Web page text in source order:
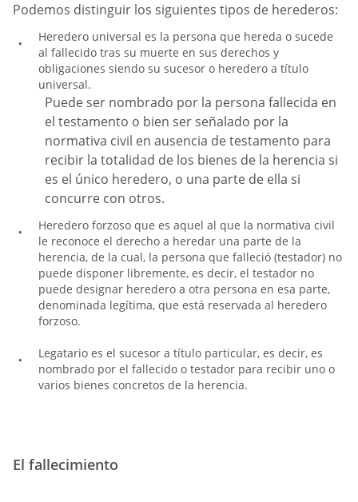
Podemos distinguir los siguientes tipos de herederos:
Heredero universal es la persona que hereda o sucede
al fallecido tras su muerte en sus derechos y
obligaciones siendo su sucesor o heredero a título
universal.
Puede ser nombrado por la persona fallecida en
el testamento o bien ser señalado por la
normativa civil en ausencia de testamento para
recibir la totalidad de los bienes de la herencia si
es el único heredero, o una parte de ella si
concurre con otros.
Heredero forzoso que es aquel al que la normativa civil
le reconoce el derecho a heredar una parte de la
herencia, de la cual, la persona que falleció (testador) no
puede disponer libremente, es decir, el testador no
puede designar heredero a otra persona en esa parte,
denominada legítima, que está reservada al heredero
forzoso.
Legatario es el sucesor a título particular, es decir, es
nombrado por el fallecido o testador para recibir uno o
varios bienes concretos de la herencia.
El fallecimiento